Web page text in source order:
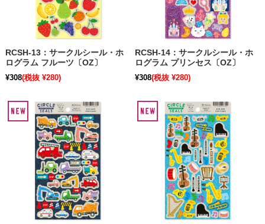
RCSH-13：サークルシール・ホ
ログラム フルーツ〔OZ〕
¥308(税抜 ¥280)
RCSH-14：サークルシール・ホ
ログラム プリンセス〔OZ〕
¥308(税抜 ¥280)